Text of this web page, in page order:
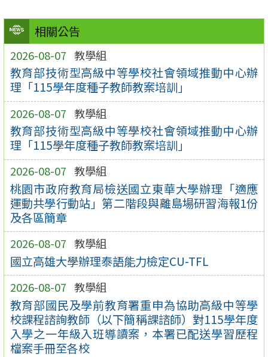
相關公告
2026-08-07 教學組
教育部技術型高級中等學校社會領域推動中心辦
理「115學年度種子教師教案培訓」
2026-08-07 教學組
教育部技術型高級中等學校社會領域推動中心辦
理「115學年度種子教師教案培訓」
2026-08-07 教學組
桃園市政府教育局檢送國立東華大學辦理「適應
運動共學行動站」第二階段與離島場研習海報1份
及各區簡章
2026-08-07 教學組
國立高雄大學辦理泰語能力檢定CU-TFL
2026-08-07 教學組
教育部國民及學前教育署重申為協助高級中等學
校課程諮詢教師（以下簡稱課諮師）對115學年度
入學之一年級入班導讀案，本署已配送學習歷程
檔案手冊至各校